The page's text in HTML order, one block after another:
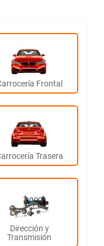
Frontal
Trasera
Dirección y
Transmisión